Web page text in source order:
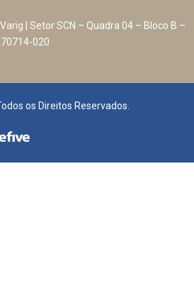
| Setor SCN – Quadra 04 – Bloco B –
70714-020
os Direitos Reservados.